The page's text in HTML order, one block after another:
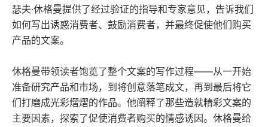
瑟夫·休格曼提供了经过验证的指导和专家意见，告诉我们
如何写出诱惑消费者、鼓励消费者，并最终促使他们购买
产品的文案。
休格曼带领读者饱览了整个文案的写作过程——从一开始
准备研究产品和市场，到将创意落笔成文，再到最后将它
们打磨成光彩熠熠的作品。他阐释了那些造就精彩文案的
主要因素，探索了促使消费者购买的情感诱因。休格曼给